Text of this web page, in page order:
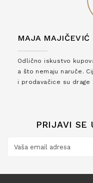
MAJA MAJIČEVIĆ
Odlično iskustvo
a što nemaju naruče.
i prodavačice su
PRIJAVI SE